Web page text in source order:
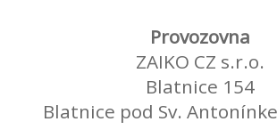
Provozovna
ZAIKO CZ s.r.o.
Blatnice 154
Blatnice pod Sv.